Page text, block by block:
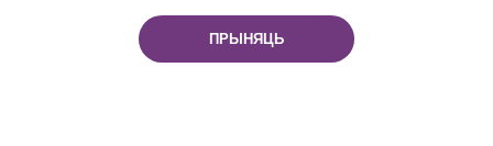
г. Мiнск, Рэспубліка Беларусь, 220114
Тэл.: (+375 17) 368 37 37, Факс: (+375 17)
ПРЫНЯЦЬ